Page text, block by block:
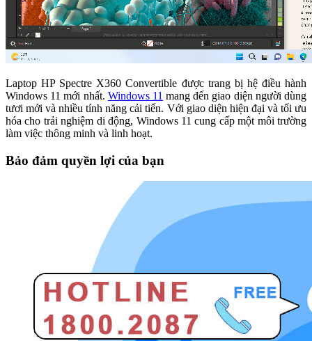
Laptop HP Spectre X360 Convertible được trang bị hệ điều hành
Windows 11 mới nhất. Windows 11 mang đến giao diện người dùng
tươi mới và nhiều tính năng cải tiến. Với giao diện hiện đại và tối ưu
hóa cho trải nghiệm di động, Windows 11 cung cấp một môi trường
làm việc thông minh và linh hoạt.
Bảo đảm quyền lợi của bạn